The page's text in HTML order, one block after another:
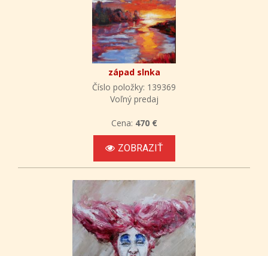
západ slnka
Číslo položky: 139369
Voľný predaj
Cena: 470 €
ZOBRAZIŤ